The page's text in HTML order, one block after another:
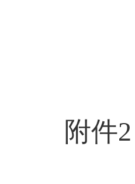
附件2